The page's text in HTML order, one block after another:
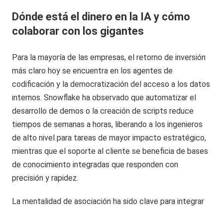
Dónde está el dinero en la IA y cómo
colaborar con los gigantes
Para la mayoría de las empresas, el retorno de inversión
más claro hoy se encuentra en los agentes de
codificación y la democratización del acceso a los datos
internos. Snowflake ha observado que automatizar el
desarrollo de demos o la creación de scripts reduce
tiempos de semanas a horas, liberando a los ingenieros
de alto nivel para tareas de mayor impacto estratégico,
mientras que el soporte al cliente se beneficia de bases
de conocimiento integradas que responden con
precisión y rapidez.
La mentalidad de asociación ha sido clave para integrar